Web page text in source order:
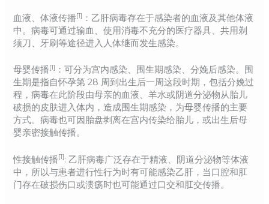
血液、体液传播[1] ：乙肝病毒存在于感染者的血液及其他体液
中。病毒可通过输血、使用消毒不充分的医疗器具、共用剃
须刀、牙刷等途径进入人体继而发生感染。
母婴传播[1] ：可分为宫内感染、围生期感染、分娩后感染。围
生期是指自怀孕第 28 周到出生后一周这段时期，包括分娩过
程，病毒在此阶段由母亲的血液、羊水或阴道分泌物从胎儿
破损的皮肤进入体内，造成围生期感染，为母婴传播的主要
方式。病毒也可因胎盘剥离在宫内传染给胎儿，或出生后母
婴亲密接触传播。
性接触传播[1]: 乙肝病毒广泛存在于精液、阴道分泌物等体液
中，所以与患者进行性行为时有可能感染乙肝，当口腔和肛
门存在破损伤口或溃疡时也可能通过口交和肛交传播。